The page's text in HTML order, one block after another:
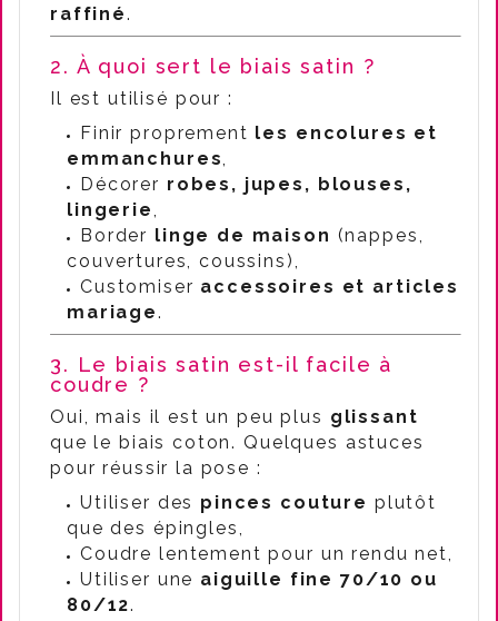
raffiné.
2. À quoi sert le biais satin ?
Il est utilisé pour :
Finir proprement les encolures et
emmanchures
Décorer robes, jupes, blouses,
lingerie
Border linge de maison (nappes,
couvertures, coussins),
Customiser accessoires et articles
mariage.
3. Le biais satin est-il facile à
coudre ?
Oui, mais il est un peu plus glissant
que le biais coton. Quelques astuces
pour réussir la pose :
Utiliser des pinces couture plutôt
que des épingles,
Coudre lentement pour un rendu net,
Utiliser une aiguille fine 70/10 ou
80/12.